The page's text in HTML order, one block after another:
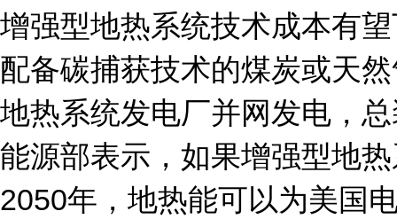
增强型地热系统技术成本有
配备碳捕获技术的煤炭或天
地热系统发电厂并网发电，
能源部表示，如果增强型地
2050年，地热能可以为美国